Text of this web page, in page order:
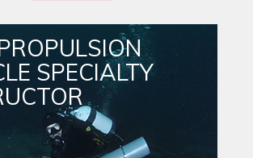
SPECIALTY